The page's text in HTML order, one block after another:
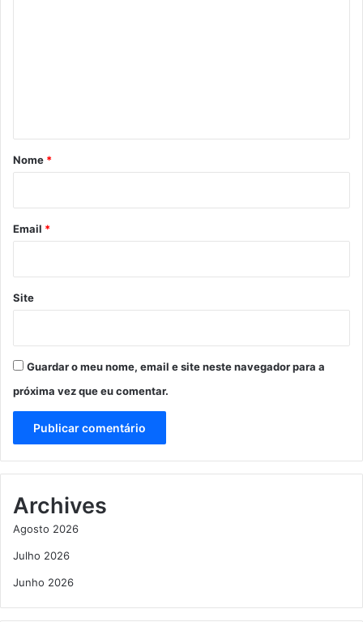
r
*
Nome *
Email *
Site
Guardar o meu nome, email e site neste navegador para a
próxima vez que eu comentar.
Archives
Agosto 2026
Julho 2026
Junho 2026